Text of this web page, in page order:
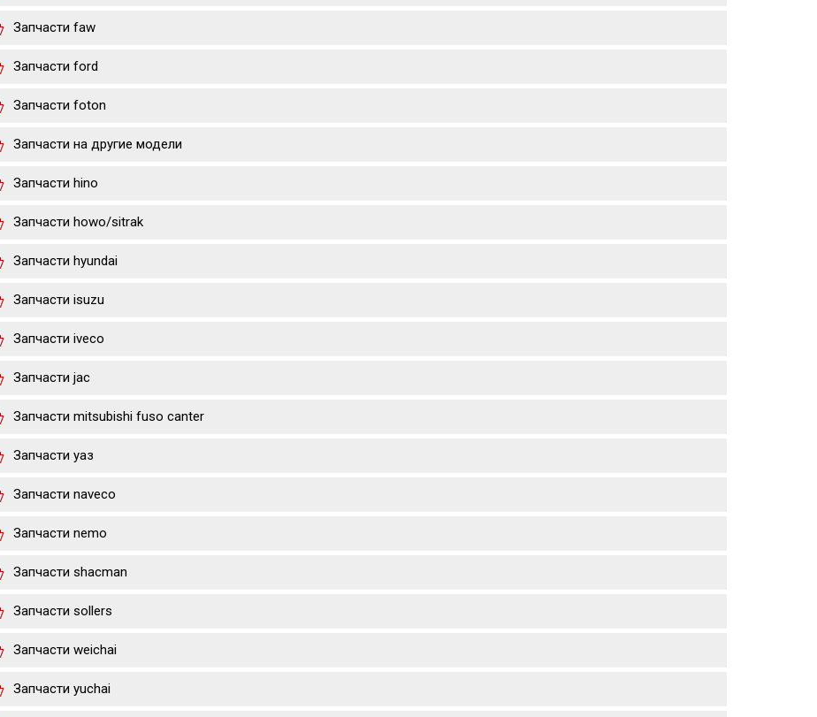
Запчасти faw
Запчасти ford
Запчасти foton
Запчасти на другие модели
Запчасти hino
Запчасти howo/sitrak
Запчасти hyundai
Запчасти isuzu
Запчасти iveco
Запчасти jac
Запчасти mitsubishi fuso canter
Запчасти уаз
Запчасти naveco
Запчасти nemo
Запчасти shacman
Запчасти sollers
Запчасти weichai
Запчасти yuchai